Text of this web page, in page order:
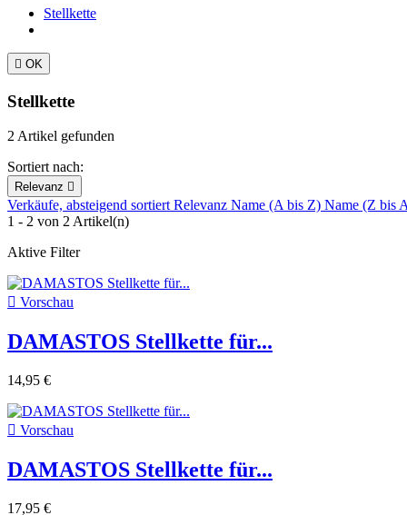
Stellkette
 OK
Stellkette
2 Artikel gefunden
Sortiert nach:
Relevanz 
Verkäufe, absteigend sortiertRelevanz Name (A bis Z) Name (Z bis
1 - 2 von 2 Artikel(n)
Aktive Filter
 Vorschau
DAMASTOS Stellkette für...
14,95 €
 Vorschau
DAMASTOS Stellkette für...
17,95 €